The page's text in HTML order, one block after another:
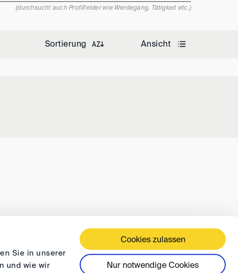
Sie in unserer
und wie wir
Cookies zulassen
Nur notwendige Cookies
(durchsucht auch Profilfelder wie Werdegang, Tätigkeit etc.)
Sortierung Ansicht
DATENSCHUTZ FAQ